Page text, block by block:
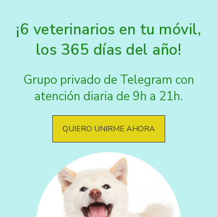
¡6 veterinarios en tu móvil,
los 365 días del año!
Grupo privado de Telegram con
atención diaria de 9h a 21h.
QUIERO UNIRME AHORA